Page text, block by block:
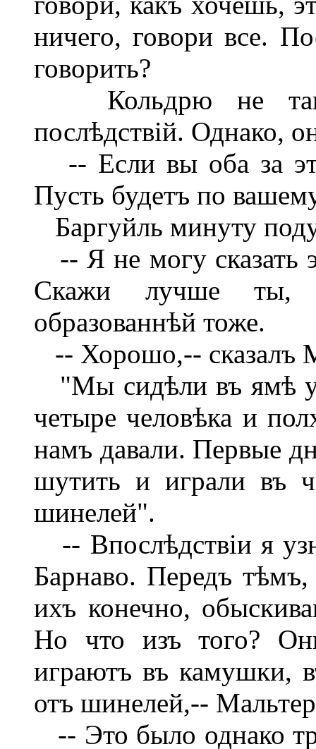
ничего, говори все.
говорить?
Кольдрю не такъ
послѣдствій. Однако,
-- Если вы оба за
Пусть будетъ по
Баргуйль минуту
-- Я не могу сказать
Скажи лучше ты,
образованнѣй тоже.
-- Хорошо,-- сказалъ
"Мы сидѣли въ ямѣ
четыре человѣка и
намъ давали. Первые
шутить и играли въ
шинелей".
-- Впослѣдствіи я
Барнаво. Передъ тѣмъ,
ихъ конечно,
Но что изъ того?
играютъ въ камушки,
отъ шинелей,--
-- Это было однако